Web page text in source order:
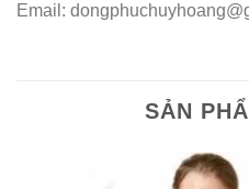
Email:
SẢN